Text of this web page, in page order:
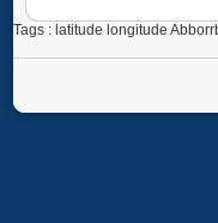
Tags : latitude longitude